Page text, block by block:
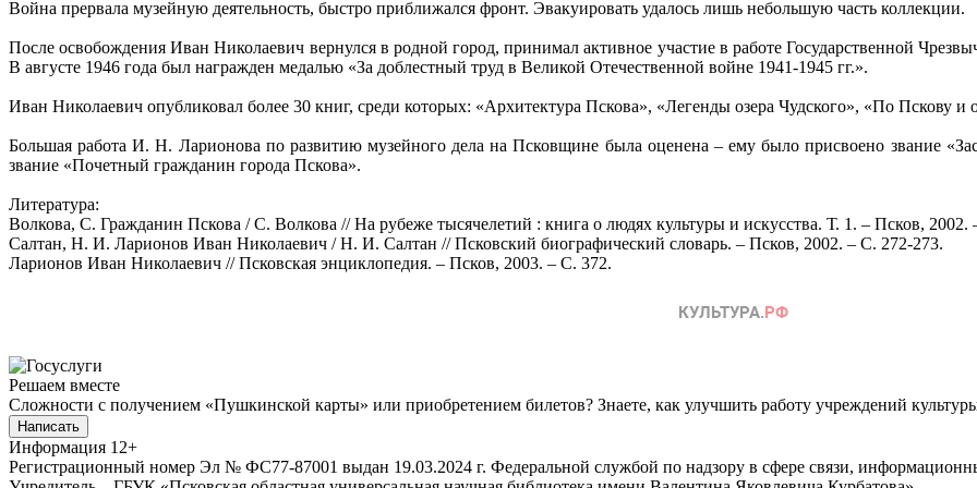
Война прервала музейную деятельность, быстро приближался фронт. Эвакуировать удалось лишь небольшую часть коллекции.
После освобождения Иван Николаевич вернулся в родной город, принимал активное участие в работе Государственной
В августе 1946 года был награжден медалью «За доблестный труд в Великой Отечественной войне 1941-1945 гг.».
Иван Николаевич опубликовал более 30 книг, среди которых: «Архитектура Пскова», «Легенды озера Чудского», «По Пскову
Большая работа И. Н. Ларионова по развитию музейного дела на Псковщине была оценена – ему было присвоено звание
звание «Почетный гражданин города Пскова».
Литература:
Волкова, С. Гражданин Пскова / С. Волкова // На рубеже тысячелетий : книга о людях культуры и искусства. Т. 1. – Псков, 2002.
Салтан, Н. И. Ларионов Иван Николаевич / Н. И. Салтан // Псковский биографический словарь. – Псков, 2002. – С. 272-273.
Ларионов Иван Николаевич // Псковская энциклопедия. – Псков, 2003. – С. 372.
Решаем вместе
Сложности с получением «Пушкинской карты» или приобретением билетов? Знаете, как улучшить работу учреждений
Написать
Информация 12+
Регистрационный номер Эл № ФС77-87001 выдан 19.03.2024 г. Федеральной службой по надзору в сфере связи,